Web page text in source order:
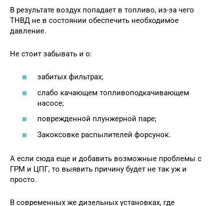
В результате воздух попадает в топливо, из-за чего
ТНВД не в состоянии обеспечить необходимое
давление.
Не стоит забывать и о:
забитых фильтрах;
слабо качающем топливоподкачивающем
насосе;
поврежденной плунжерной паре;
Закоксовке распылителей форсунок.
А если сюда еще и добавить возможные проблемы с
ГРМ и ЦПГ, то выявить причину будет не так уж и
просто.
В современных же дизельных установках, где